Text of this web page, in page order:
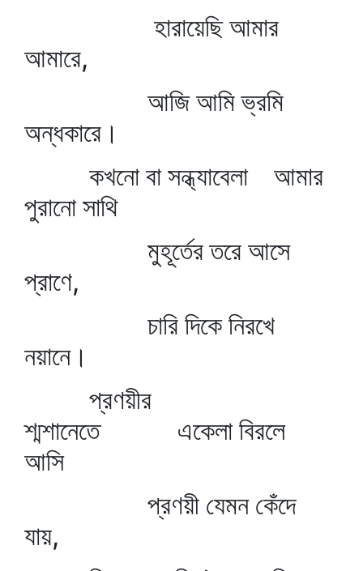
হারায়েছি আমার
আমারে,
আজি আমি ভ্রমি
অন্ধকারে।
কখনো বা সন্ধ্যাবেলা আমার
পুরানো সাথি
মুহূর্তের তরে আসে
প্রাণে,
চারি দিকে নিরখে
নয়ানে।
প্রণয়ীর
শ্মশানেতে একেলা বিরলে
আসি
প্রণয়ী যেমন কেঁদে
যায়,